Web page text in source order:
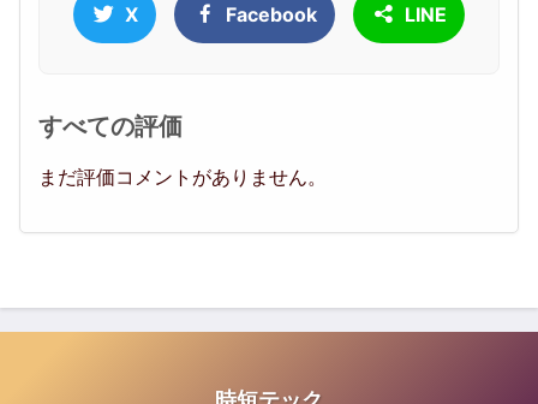
X Facebook LINE
すべての評価
まだ評価コメントがありません。